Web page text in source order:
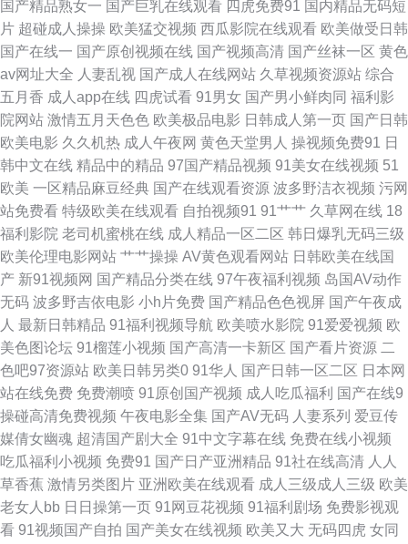
91ncom免费网 影音先锋AV小说资源 伊人福利社 婷婷五月天网址 日韩无码
精品AⅤ 人人操超碰 免费口爆射精电影 玖玖艹超碰 国产麻豆精品在线 福利姬
网站在线观看 www久久come 91视频网站在线观看免费 91人人艹逼 91传媒
在现观看 亚洲超碰自拍 少妇一卡 欧美浮力 免费看羞羞片屁屁 久久国产精品
影院 九一黑料在线观看 国产另类中文字幕 国产3页 国产福利写真 白虎美女
爆操91 91综合精品 91免费看在线 91经典视频观看 91福利姬 影音先锋日本
a片 五月丁香网站 婷婷成人综合五 手机福利刺激伦理片 青青草综合有 欧美
瑟瑟 久久免费毛片 国产久久免费视频免费 大香蕉久壹 91做爱网 91热爆国产
人妖伪娘 91免费大片 91韩剧网最新韩剧在线看 91N视频网z 亚洲人人插 熟
女精品专区一区 殴美一二三 蜜桃视频网站 久热超碰在线 久草福利视频 国产
原创在线观看蜜臀 福利视频三分钟 A一级日本免费网 变态avav 91在线免费
观看视频网站 91热爆 91电影成人 91超碰人人摸 1024视频在线一区 亚洲久
国产精品熟女一 国产巨乳在线观看 四虎免费91 国内精品无码短
片 超碰成人操操 欧美猛交视频 西瓜影院在线观看 欧美做受日韩
国产在线一 国产原创视频在线 国产视频高清 国产丝袜一区 黄色
av网址大全 人妻乱视 国产成人在线网站 久草视频资源站 综合
五月香 成人app在线 四虎试看 91男女 国产男小鲜肉同 福利影
院网站 激情五月天色色 欧美极品电影 日韩成人第一页 国产日韩
欧美电影 久久机热 成人午夜网 黄色天堂男人 操视频免费91 日
韩中文在线 精品中的精品 97国产精品视频 91美女在线视频 51
欧美 一区精品麻豆经典 国产在线观看资源 波多野洁衣视频 污网
站免费看 特级欧美在线观看 自拍视频91 91艹艹 久草网在线 18
福利影院 老司机蜜桃在线 成人精品一区二区 韩日爆乳无码三级
欧美伦理电影网站 艹艹操操 AV黄色观看网站 日韩欧美在线国
产 新91视频网 国产精品分类在线 97午夜福利视频 岛国AV动作
无码 波多野吉依电影 小h片免费 国产精品色色视屏 国产午夜成
人 最新日韩精品 91福利视频导航 欧美喷水影院 91爱爱视频 欧
美色图论坛 91榴莲小视频 国产高清一卡新区 国产看片资源 二
色吧97资源站 欧美日韩另类0 91华人 国产日韩一区二区 日本网
站在线免费 免费潮喷 91原创国产视频 成人吃瓜福利 国产在线9
操碰高清免费视频 午夜电影全集 国产AV无码 人妻系列 爱豆传
媒倩女幽魂 超清国产剧大全 91中文字幕在线 免费在线小视频
吃瓜福利小视频 免费91 国产日产亚洲精品 91社在线高清 人人
草香蕉 激情另类图片 亚洲欧美在线观看 成人三级成人三级 欧美
老女人bb 日日操第一页 91网豆花视频 91福利剧场 免费影视观
看 91视频国产自拍 国产美女在线视频 欧美又大 无码四虎 女同